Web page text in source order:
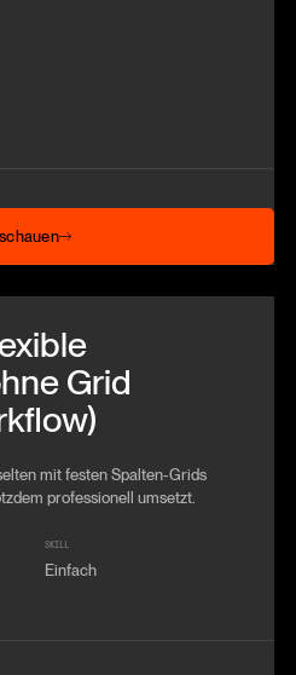
Grid
mit festen Spalten-Grids
professionell umsetzt.
SKILL
Einfach